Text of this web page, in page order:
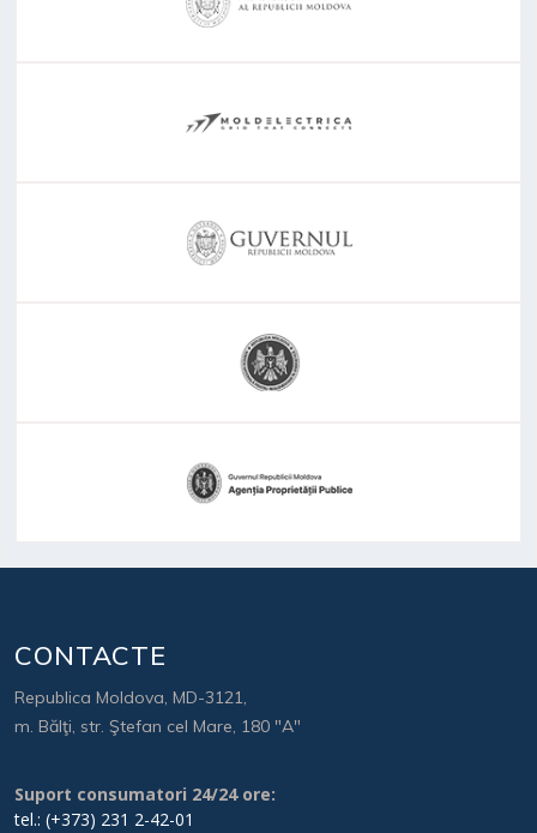
CONTACTE
Republica Moldova, MD-3121,
m. Bălţi, str. Ştefan cel Mare, 180 "A"
Suport consumatori 24/24 ore:
tel.: (+373) 231 2-42-01